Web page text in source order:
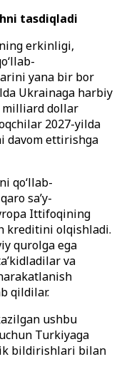
tasdiqladi
erkinligi,
yana bir bor
Ukrainaga harbiy
milliard dollar
2027-yilda
davom ettirishga
qo‘llab-
sa’y-
Ittifoqining
kreditini olqishladi.
qurolga ega
va
qildilar.
ushbu
Turkiyaga
bildirishlari bilan